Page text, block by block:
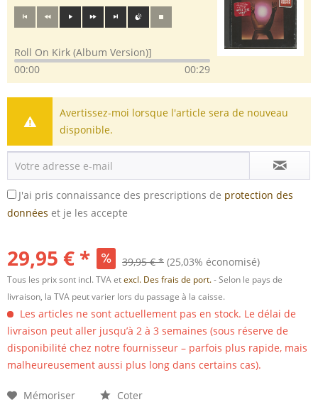
Roll On Kirk (Album Version)]
00:00
00:29
Avertissez-moi lorsque l'article sera de nouveau
disponible.
J'ai pris connaissance des prescriptions de protection des
données et je les accepte
29,95 € * 39,95 € * (25,03% économisé)
Tous les prix sont incl. TVA etexcl. Des frais de port.- Selon le pays de
livraison, la TVA peut varier lors du passage à la caisse.
Les articles ne sont actuellement pas en stock. Le délai de
livraison peut aller jusqu’à 2 à 3 semaines (sous réserve de
disponibilité chez notre fournisseur – parfois plus rapide, mais
malheureusement aussi plus long dans certains cas).
Mémoriser Coter